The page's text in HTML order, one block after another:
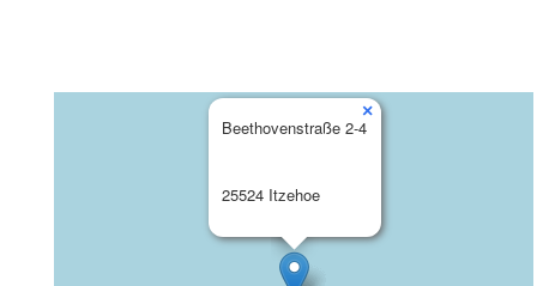
Beethovenstraße 2-4
25524 Itzehoe
×